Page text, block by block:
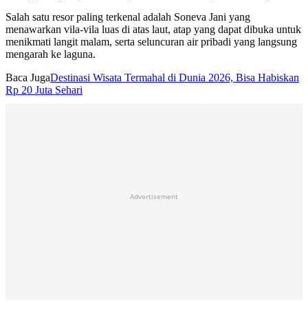
Salah satu resor paling terkenal adalah Soneva Jani yang
menawarkan vila-vila luas di atas laut, atap yang dapat dibuka untuk
menikmati langit malam, serta seluncuran air pribadi yang langsung
mengarah ke laguna.
Baca JugaDestinasi Wisata Termahal di Dunia 2026, Bisa Habiskan
Rp 20 Juta Sehari
Advertisement